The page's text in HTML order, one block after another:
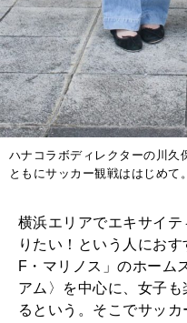
ハナコラボディレクターの川久
ともにサッカー観戦ははじめて。
横浜エリアでエキサイ
りたい！という人にお
F・マリノス」のホーム
アム〉を中心に、女子
るという。そこでサッ